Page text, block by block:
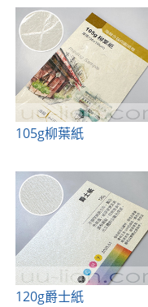
105g柳葉紙
120g爵士紙